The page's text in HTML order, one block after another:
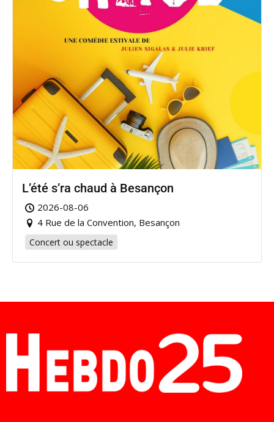
L’été s’ra chaud à Besançon
2026-08-06
4 Rue de la Convention, Besançon
Concert ou spectacle